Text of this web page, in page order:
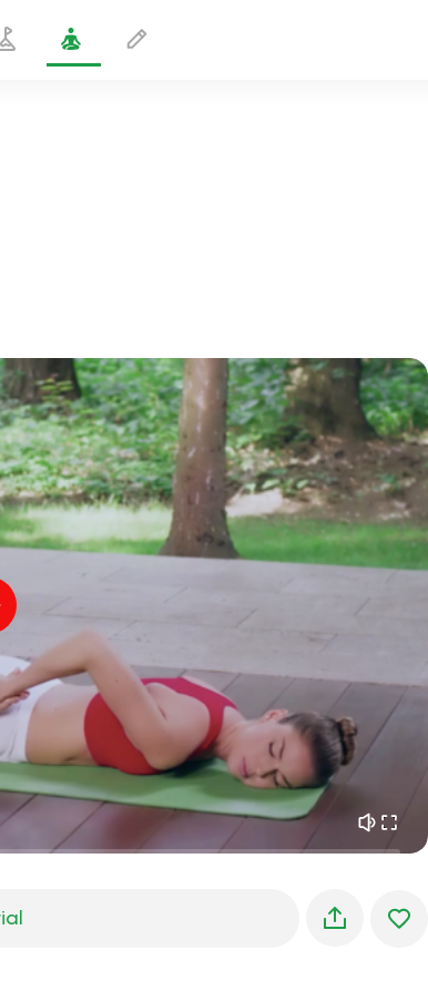
vuelo del alma 01:44
paz interior 01:27
sueños matutinos 01:34
lluvia de verano
silencio de montaña 02:00
brisa marina 02:00
la voz del viento 02:00
bosque de primavera